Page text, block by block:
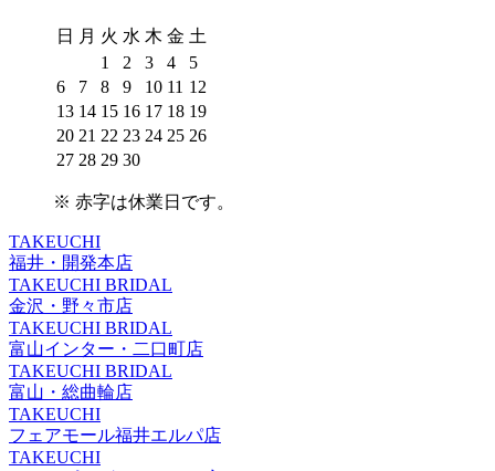
日 月 火 水 木 金 土
1
2 3 4
5
6
7 8 9 10 11 12
13 14 15 16 17 18 19
20 21 22 23 24 25 26
27 28 29 30
※ 赤字は休業日 です。
TAKEUCHI
福井・開発本店
TAKEUCHI BRIDAL
金沢・野々市店
TAKEUCHI BRIDAL
富山インター・二口町店
TAKEUCHI BRIDAL
富山・総曲輪店
TAKEUCHI
フェアモール福井エルパ店
TAKEUCHI